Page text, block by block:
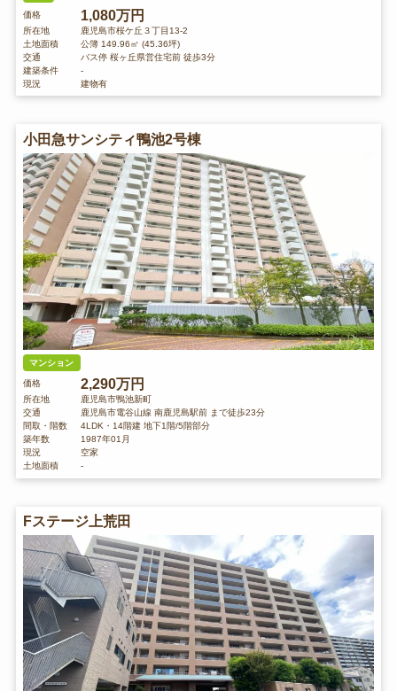
価格 1,080万円
所在地
鹿児島市桜ケ丘３丁目13-2
土地面積
公簿 149.96㎡ (45.36坪)
交通
バス停 桜ヶ丘県営住宅前 徒歩3分
建築条件
-
現況
建物有
小田急サンシティ鴨池2号棟
マンション
価格 2,290万円
所在地
鹿児島市鴨池新町
交通
鹿児島市電谷山線 南鹿児島駅前 まで徒歩23分
間取・階数
4LDK・14階建 地下1階/5階部分
築年数
1987年01月
現況
空家
土地面積
-
Fステージ上荒田